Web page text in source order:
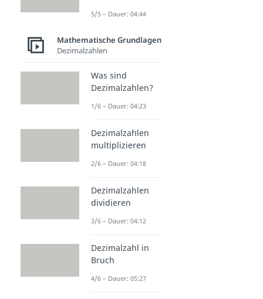
5/5 – Dauer: 04:44
Mathematische Grundlagen
Dezimalzahlen
Was sind
Dezimalzahlen?
1/6 – Dauer: 04:23
Dezimalzahlen
multiplizieren
2/6 – Dauer: 04:18
Dezimalzahlen
dividieren
3/6 – Dauer: 04:12
Dezimalzahl in
Bruch
4/6 – Dauer: 05:27